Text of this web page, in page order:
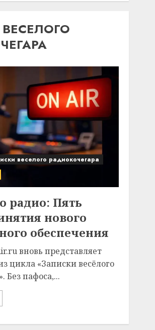
веселого радиокочегара
радио: Пять
нового
обеспечения
вновь представляет
цикла «Записки весёлого
Без пафоса,...